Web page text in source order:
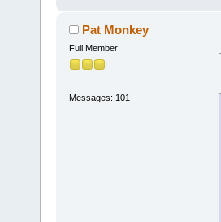
Pat Monkey
Full Member
Messages: 101